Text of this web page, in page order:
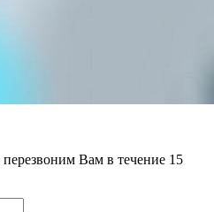
Вам в течение 15